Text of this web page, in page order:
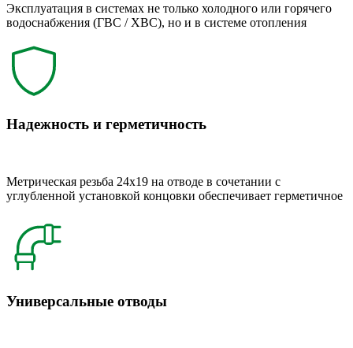
Эксплуатация в системах не только холодного или горячего
водоснабжения (ГВС / ХВС), но и в системе отопления
Надежность и герметичность
Метрическая резьба 24x19 на отводе в сочетании с
углубленной установкой концовки обеспечивает герметичное
Универсальные отводы